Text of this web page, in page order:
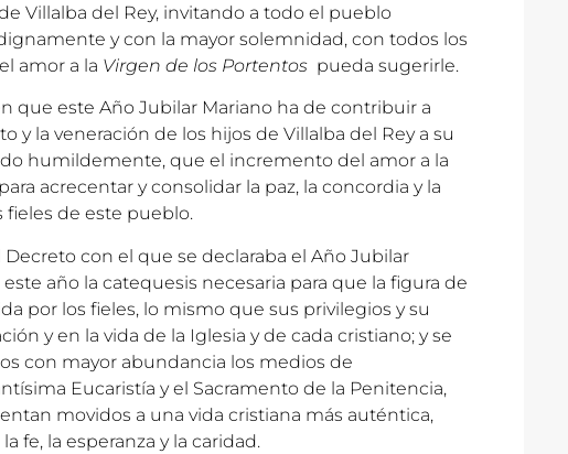
Villalba del Rey, invitando a todo el pueblo
y con la mayor solemnidad, con todos los
amor a la Virgen de los Portentos pueda sugerirle.
que este Año Jubilar Mariano ha de contribuir a
y la veneración de los hijos de Villalba del Rey a su
humildemente, que el incremento del amor a la
acrecentar y consolidar la paz, la concordia y la
de este pueblo.
con el que se declaraba el Año Jubilar
año la catequesis necesaria para que la figura de
por los fieles, lo mismo que sus privilegios y su
y en la vida de la Iglesia y de cada cristiano; y se
con mayor abundancia los medios de
Eucaristía y el Sacramento de la Penitencia,
movidos a una vida cristiana más auténtica,
fe, la esperanza y la caridad.